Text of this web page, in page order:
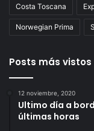
Costa Toscana
Norwegian Prima
Posts más vistos
12 noviembre, 2020
Ultimo día a
últimas horas